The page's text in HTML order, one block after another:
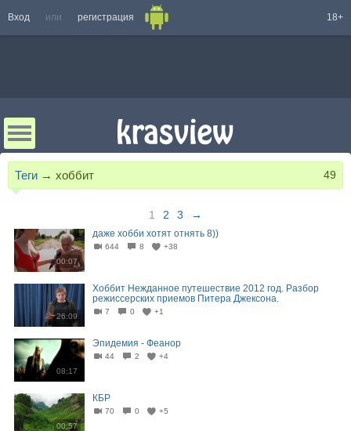
Вход или регистрация 18+
Теги → хоббит 49
1 2 3 →
00:07
даже хобби хотят отнять 8))
644 8 +38
26:09
Хоббит Нежданное путешествие 2012 год. Разбор
режиссерских приемов Питера Джексона.
7 0 +1
08:17
Эпидемия - Феанор
44 2 +4
00:57
КБР
70 0 +5